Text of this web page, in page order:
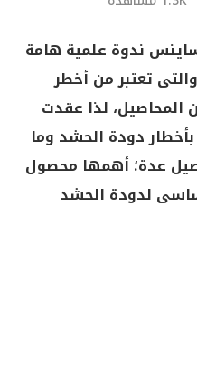
ندوة علمية هامة
تعتبر من أخطر
المحاصيل، لذا عقدت
بأخطار دودة الحشد وما
عدة؛ أهمها محصول
لدودة الحشد